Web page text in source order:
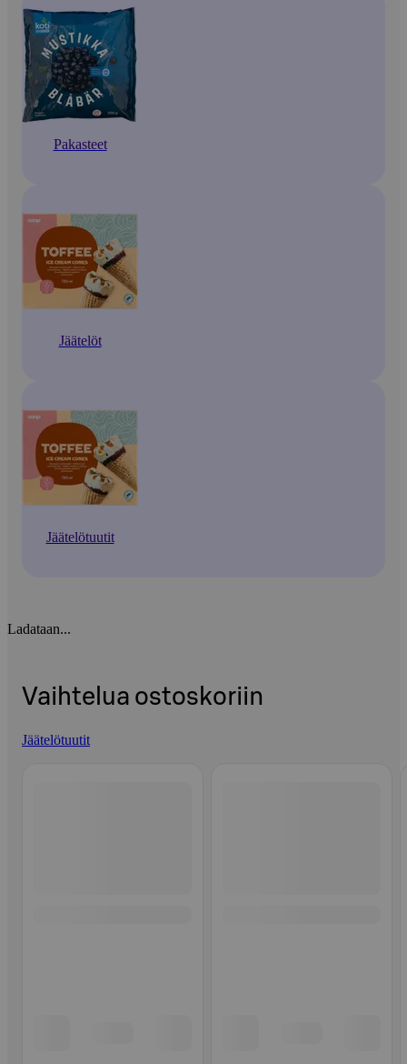
Pakasteet
Jäätelöt
Jäätelötuutit
Ladataan...
Vaihtelua ostoskoriin
Jäätelötuutit